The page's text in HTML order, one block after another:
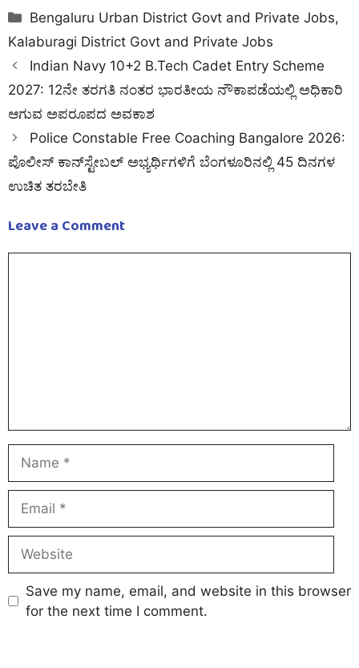
Categories
Bengaluru Urban District Govt and Private Jobs,
Kalaburagi District Govt and Private Jobs
Indian Navy 10+2 B.Tech Cadet Entry Scheme
2027: 12ನೇ ತರಗತಿ ನಂತರ ಭಾರತೀಯ ನೌಕಾಪಡೆಯಲ್ಲಿ ಅಧಿಕಾರಿ
ಆಗುವ ಅಪರೂಪದ ಅವಕಾಶ
Police Constable Free Coaching Bangalore 2026:
ಪೊಲೀಸ್ ಕಾನ್‌ಸ್ಟೇಬಲ್ ಅಭ್ಯರ್ಥಿಗಳಿಗೆ ಬೆಂಗಳೂರಿನಲ್ಲಿ 45 ದಿನಗಳ
ಉಚಿತ ತರಬೇತಿ
Leave a Comment
Save my name, email, and website in this browser
for the next time I comment.